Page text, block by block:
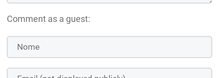
Comment as a guest: